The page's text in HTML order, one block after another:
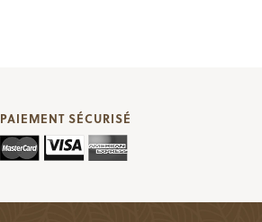
PAIEMENT SÉCURISÉ